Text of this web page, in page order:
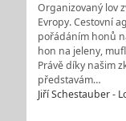
Organizovaný lov
Evropy. Cestovní
pořádáním honů
hon na jeleny,
Právě díky našim
představám…
Jiří Schestauber -